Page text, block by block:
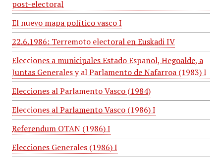
post-electoral
El nuevo mapa político vasco I
22.6.1986: Terremoto electoral en Euskadi IV
Elecciones a municipales Estado Español, Hegoalde, a
Juntas Generales y al Parlamento de Nafarroa (1983) I
Elecciones al Parlamento Vasco (1984)
Elecciones al Parlamento Vasco (1986) I
Referendum OTAN (1986) I
Elecciones Generales (1986) I